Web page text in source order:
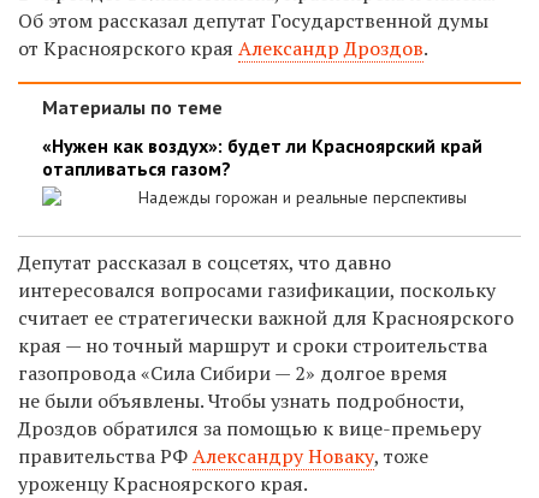
Об этом рассказал депутат Государственной думы
от Красноярского края Александр Дроздов.
Материалы по теме
«Нужен как воздух»: будет ли Красноярский край
отапливаться газом?
Надежды горожан и реальные перспективы
Депутат рассказал в соцсетях, что давно
интересовался вопросами газификации, поскольку
считает ее стратегически важной для Красноярского
края — но точный маршрут и сроки строительства
газопровода «Сила Сибири — 2» долгое время
не были объявлены. Чтобы узнать подробности,
Дроздов обратился за помощью к вице-премьеру
правительства РФАлександру Новаку, тоже
уроженцу Красноярского края.